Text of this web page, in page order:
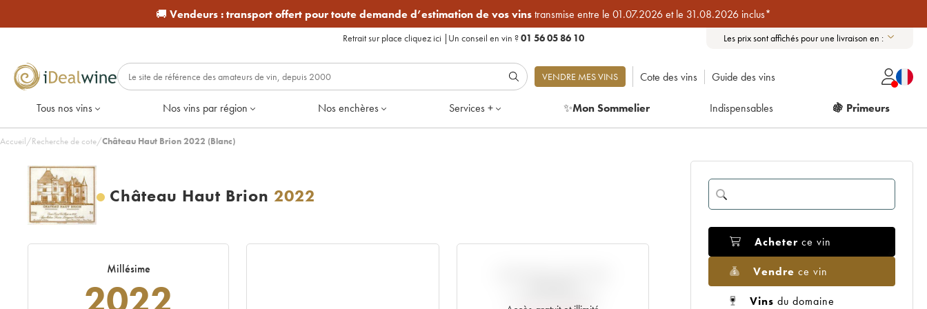
🚚 Vendeurs :transport offert pour toute demande d’estimation de vos vinstransmise entre le 01.07.2026 et le 31.08.2026 inclus*
Retrait sur place cliquez ici | Un conseil en vin ?01 56 05 86 10 Les prix sont affichés pour une livraison en :
VENDRE MES VINS Cote des vins Guide des vins
Tous nos vins Nos vins par région Nos enchères Services + ✨Mon Sommelier Indispensables 🍇 Primeurs
Accueil/Recherche de cote/Château Haut Brion 2022 (Blanc)
Château Haut Brion 2022
Millésime
Acheter ce vin
Vendre ce vin
Vins du domaine